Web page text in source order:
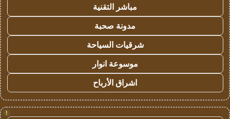
مباشر التقنية
مدونة صحبة
شرقيات السياحة
موسوعة انوار
اشراق الأرباح
!